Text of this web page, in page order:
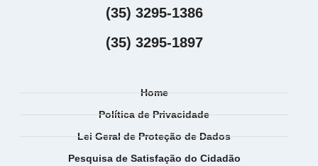
(35) 3295-1386
(35) 3295-1897
Home
Política de Privacidade
Lei Geral de Proteção de Dados
Pesquisa de Satisfação do Cidadão